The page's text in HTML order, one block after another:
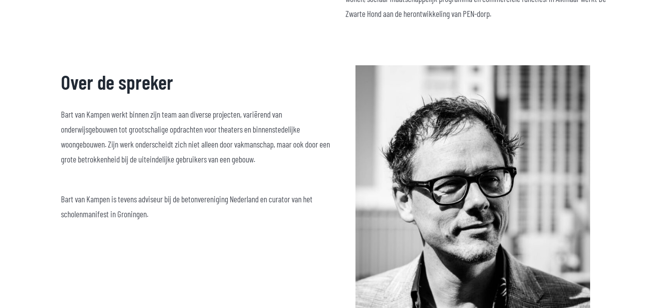
Zwarte Hond aan de herontwikkeling van PEN-dorp.
Over de spreker
Bart van Kampen werkt binnen zijn team aan diverse projecten, variërend van
onderwijsgebouwen tot grootschalige opdrachten voor theaters en binnenstedelijke
woongebouwen. Zijn werk onderscheidt zich niet alleen door vakmanschap, maar ook door een
grote betrokkenheid bij de uiteindelijke gebruikers van een gebouw.
Bart van Kampen is tevens adviseur bij de betonvereniging Nederland en curator van het
scholenmanifest in Groningen.